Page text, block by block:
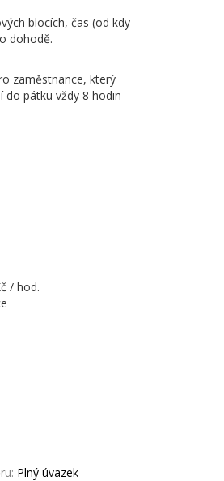
blocích, čas (od kdy
dohodě.
zaměstnance, který
do pátku vždy 8 hodin
/ hod.
Plný úvazek